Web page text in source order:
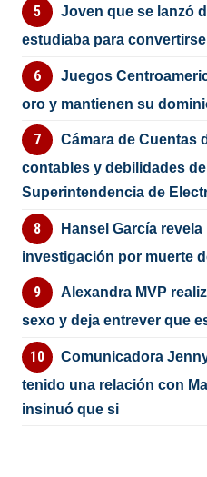
Joven que se lanzó
estudiaba para
Juegos
oro y mantienen su
Cámara de Cuentas
contables y debilidades
Superintendencia de
Hansel García
investigación por muerte
Alexandra MVP
sexo y deja entrever que
Comunicadora
tenido una relación con
insinuó que si